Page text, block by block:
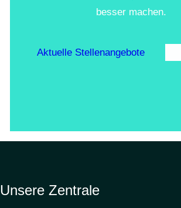
besser machen.
Aktuelle Stellenangebote
Unsere Zentrale